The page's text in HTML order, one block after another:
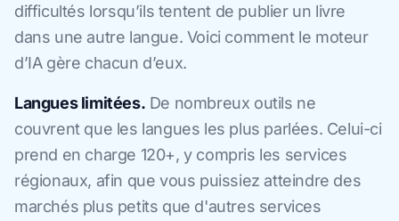
difficultés lorsqu’ils tentent de publier un livre
dans une autre langue. Voici comment le moteur
d’IA gère chacun d’eux.
Langues limitées. De nombreux outils ne
couvrent que les langues les plus parlées. Celui-ci
prend en charge 120+, y compris les services
régionaux, afin que vous puissiez atteindre des
marchés plus petits que d'autres services